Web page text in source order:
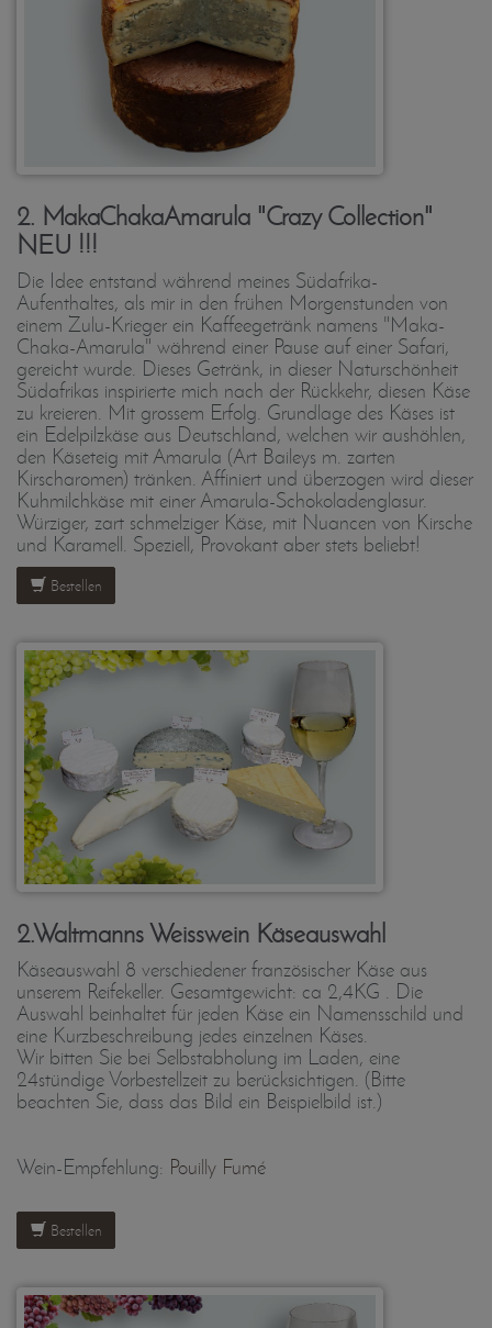
2. MakaChakaAmarula "Crazy Collection"
NEU !!!
Die Idee entstand während meines Südafrika-
Aufenthaltes, als mir in den frühen Morgenstunden von
einem Zulu-Krieger ein Kaffeegetränk namens "Maka-
Chaka-Amarula" während einer Pause auf einer Safari,
gereicht wurde. Dieses Getränk, in dieser Naturschönheit
Südafrikas inspirierte mich nach der Rückkehr, diesen Käse
zu kreieren. Mit grossem Erfolg. Grundlage des Käses ist
ein Edelpilzkäse aus Deutschland, welchen wir aushöhlen,
den Käseteig mit Amarula (Art Baileys m. zarten
Kirscharomen) tränken. Affiniert und überzogen wird dieser
Kuhmilchkäse mit einer Amarula-Schokoladenglasur.
Würziger, zart schmelziger Käse, mit Nuancen von Kirsche
und Karamell. Speziell, Provokant aber stets beliebt!
Bestellen
2.Waltmanns Weisswein Käseauswahl
Käseauswahl 8 verschiedener französischer Käse aus
unserem Reifekeller. Gesamtgewicht: ca 2,4KG . Die
Auswahl beinhaltet für jeden Käse ein Namensschild und
eine Kurzbeschreibung jedes einzelnen Käses.
Wir bitten Sie bei Selbstabholung im Laden, eine
24stündige Vorbestellzeit zu berücksichtigen. (Bitte
beachten Sie, dass das Bild ein Beispielbild ist.)
Wein-Empfehlung: Pouilly Fumé
Bestellen